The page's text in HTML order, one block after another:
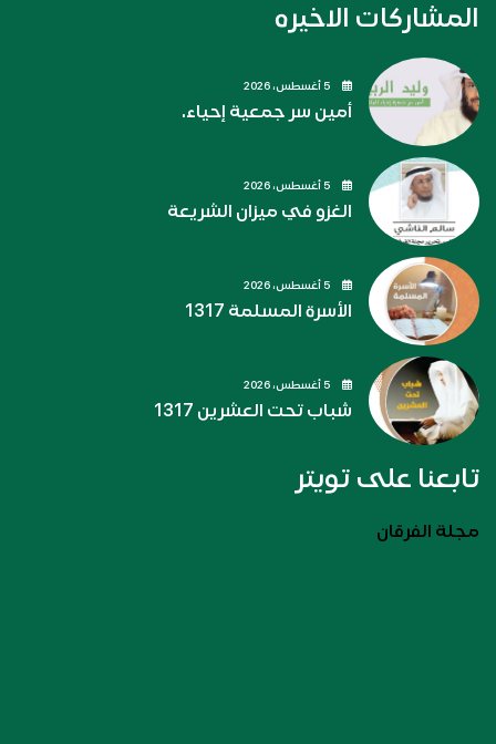
المشاركات الاخيره
أمين سر جمعية إحياء.
الغزو في ميزان الشريعة
الأسرة المسلمة 1317
شباب تحت العشرين 1317
تابعنا على تويتر
مجلة الفرقان